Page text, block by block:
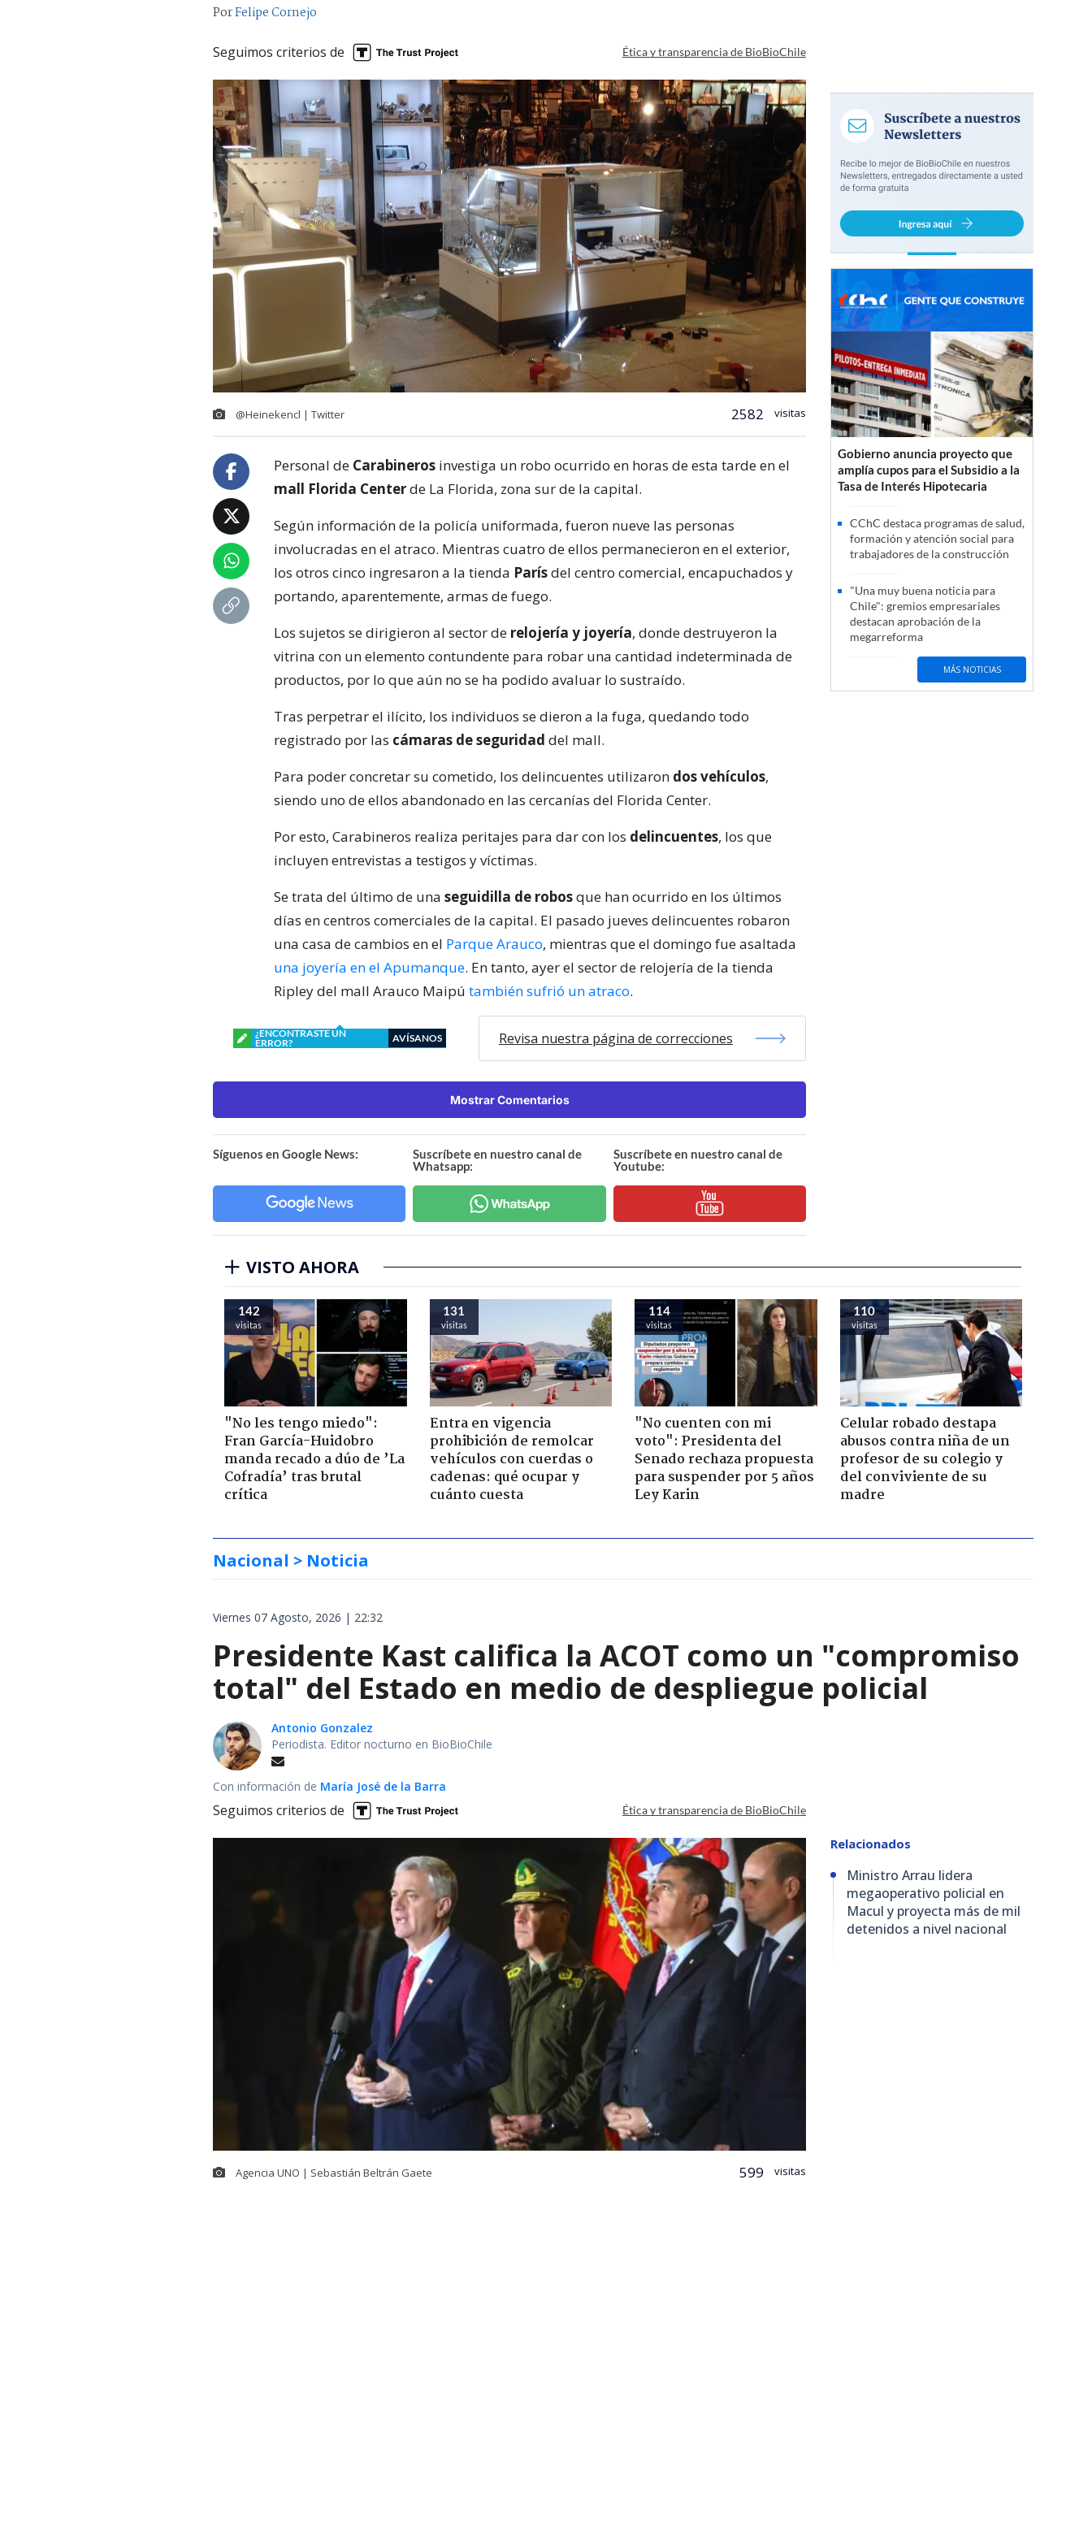
PorFelipe Cornejo
Seguimos criterios de Ética y transparencia de BioBioChile
@Heinekencl | Twitter 2582 visitas
Personal de Carabineros investiga un robo ocurrido en horas de esta tarde en el
mall Florida Centerde La Florida, zona sur de la capital.
Según información de la policía uniformada, fueron nueve las personas
involucradas en el atraco. Mientras cuatro de ellos permanecieron en el exterior,
los otros cinco ingresaron a la tienda Parísdel centro comercial, encapuchados y
portando, aparentemente, armas de fuego.
Los sujetos se dirigieron al sector de relojería y joyería, donde destruyeron la
vitrina con un elemento contundente para robar una cantidad indeterminada de
productos, por lo que aún no se ha podido avaluar lo sustraído.
Tras perpetrar el ilícito, los individuos se dieron a la fuga, quedando todo
registrado por las cámaras de seguridad del mall.
Para poder concretar su cometido, los delincuentes utilizaron dos vehículos,
siendo uno de ellos abandonado en las cercanías del Florida Center.
Por esto, Carabineros realiza peritajes para dar con los delincuentes, los que
incluyen entrevistas a testigos y víctimas.
Se trata del último de una seguidilla de robosque han ocurrido en los últimos
días en centros comerciales de la capital. El pasado jueves delincuentes robaron
una casa de cambios en el Parque Arauco, mientras que el domingo fue asaltada
una joyería en el Apumanque. En tanto, ayer el sector de relojería de la tienda
Ripley del mall Arauco Maipú también sufrió un atraco.
¿ENCONTRASTE UN
ERROR?
AVÍSANOS Revisa nuestra página de correcciones
Mostrar Comentarios
Síguenos en Google News:
Suscríbete en nuestro canal de
Whatsapp:
Suscríbete en nuestro canal de
Youtube:
Gobierno anuncia proyecto que
amplía cupos para el Subsidio a la
Tasa de Interés Hipotecaria
CChC destaca programas de salud,
formación y atención social para
trabajadores de la construcción
"Una muy buena noticia para
Chile": gremios empresariales
destacan aprobación de la
megarreforma
MÁS NOTICIAS
VISTO AHORA
142
visitas
"No les tengo miedo":
Fran García-Huidobro
manda recado a dúo de ’La
Cofradía’ tras brutal
crítica
131
visitas
Entra en vigencia
prohibición de remolcar
vehículos con cuerdas o
cadenas: qué ocupar y
cuánto cuesta
114
visitas
"No cuenten con mi
voto": Presidenta del
Senado rechaza propuesta
para suspender por 5 años
Ley Karin
110
visitas
Celular robado destapa
abusos contra niña de un
profesor de su colegio y
del conviviente de su
madre
Nacional > Noticia
Viernes 07 Agosto, 2026 | 22:32
Presidente Kast califica la ACOT como un "compromiso
total" del Estado en medio de despliegue policial
Antonio Gonzalez
Periodista. Editor nocturno en BioBioChile
Con información de María José de la Barra
Seguimos criterios de Ética y transparencia de BioBioChile
Agencia UNO | Sebastián Beltrán Gaete 599 visitas
Relacionados
Ministro Arrau lidera
megaoperativo policial en
Macul y proyecta más de mil
detenidos a nivel nacional